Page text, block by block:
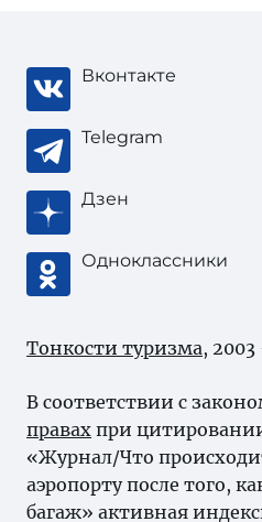
Вконтакте
Telegram
Дзен
Одноклассники
Тонкости туризма,
В соответствии с
правах при
«Журнал/Что
аэропорту после того,
багаж» активная